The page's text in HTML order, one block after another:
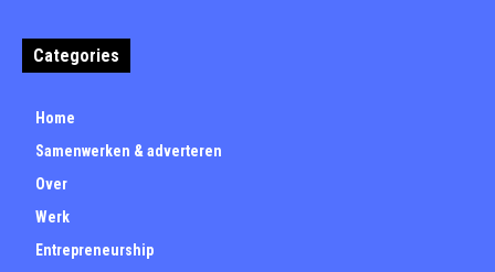
Categories
Home
Samenwerken & adverteren
Over
Werk
Entrepreneurship